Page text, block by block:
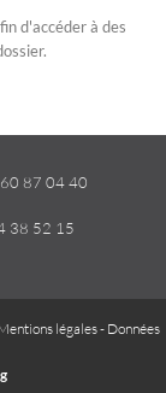
d'accéder à des
60 87 04 40
38 52 15
légales- Données